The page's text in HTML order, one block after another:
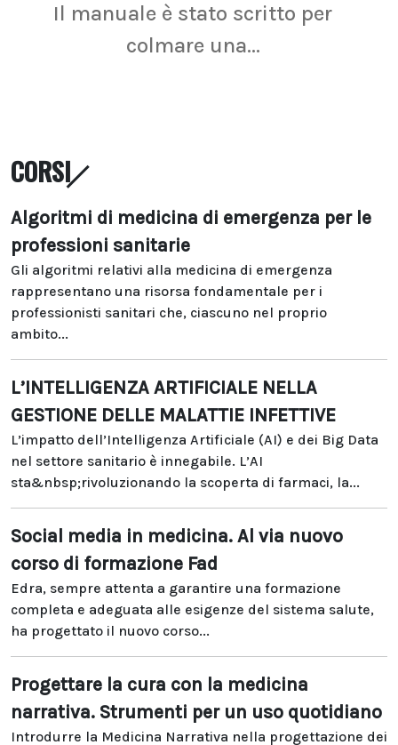
Il manuale è stato scritto per
colmare una...
CORSI
Algoritmi di medicina di emergenza per le
professioni sanitarie
Gli algoritmi relativi alla medicina di emergenza
rappresentano una risorsa fondamentale per i
professionisti sanitari che, ciascuno nel proprio
ambito...
L’INTELLIGENZA ARTIFICIALE NELLA
GESTIONE DELLE MALATTIE INFETTIVE
L’impatto dell’Intelligenza Artificiale (AI) e dei Big Data
nel settore sanitario è innegabile. L’AI
sta&nbsp;rivoluzionando la scoperta di farmaci, la...
Social media in medicina. Al via nuovo
corso di formazione Fad
Edra, sempre attenta a garantire una formazione
completa e adeguata alle esigenze del sistema salute,
ha progettato il nuovo corso...
Progettare la cura con la medicina
narrativa. Strumenti per un uso quotidiano
Introdurre la Medicina Narrativa nella progettazione dei